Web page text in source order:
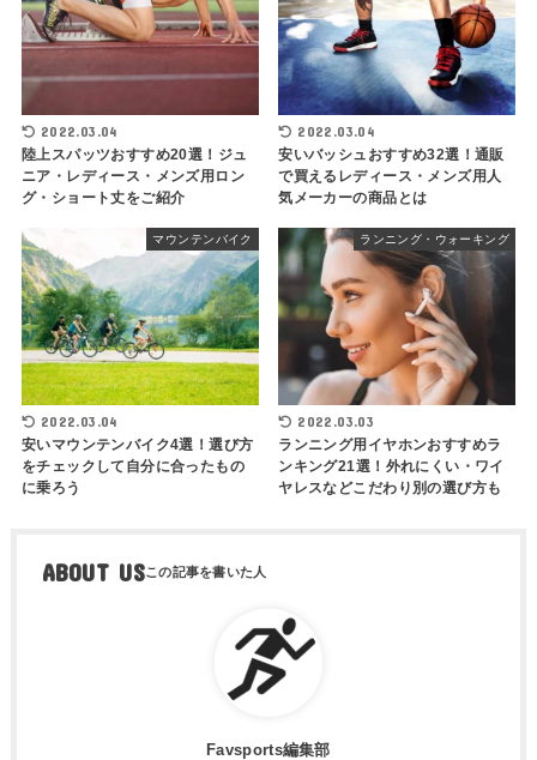
2022.03.04
陸上スパッツおすすめ20選！ジュ
ニア・レディース・メンズ用ロン
グ・ショート丈をご紹介
2022.03.04
安いバッシュおすすめ32選！通販
で買えるレディース・メンズ用人
気メーカーの商品とは
マウンテンバイク
2022.03.04
安いマウンテンバイク4選！選び方
をチェックして自分に合ったもの
に乗ろう
ランニング・ウォーキング
2022.03.03
ランニング用イヤホンおすすめラ
ンキング21選！外れにくい・ワイ
ヤレスなどこだわり別の選び方も
ABOUT US
Favsports編集部